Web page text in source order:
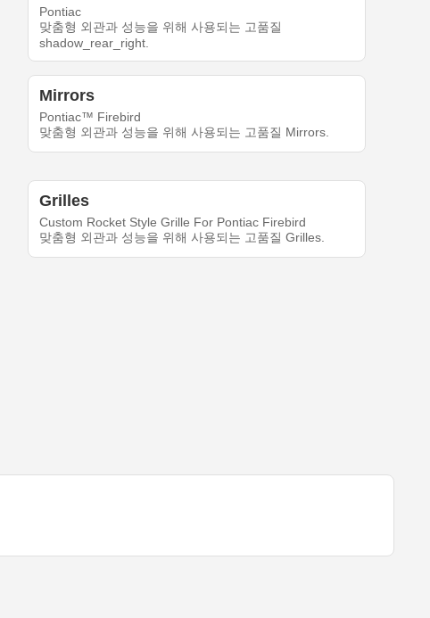
Pontiac
맞춤형 외관과 성능을 위해 사용되는 고품질
shadow_rear_right.
Mirrors
Pontiac™ Firebird
맞춤형 외관과 성능을 위해 사용되는 고품질 Mirrors.
Grilles
Custom Rocket Style Grille For Pontiac Firebird
맞춤형 외관과 성능을 위해 사용되는 고품질 Grilles.